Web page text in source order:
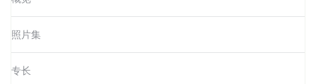
照片集
专长